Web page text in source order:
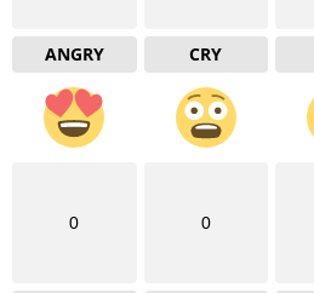
ANGRY CRY
0 0